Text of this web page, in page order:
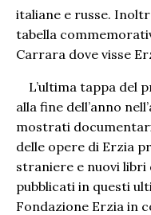
italiane e russe.
tabella
Carrara dove visse
L’ultima tappa del
alla fine dell’anno
mostrati
delle opere di Erzia
straniere e nuovi
pubblicati in questi
Fondazione Erzia in